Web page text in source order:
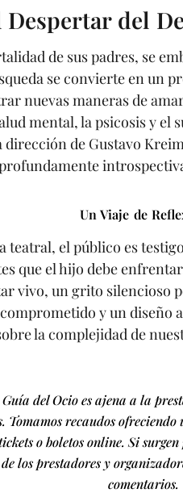
Despertar del
de sus padres, se
se convierte en un
nuevas maneras de
mental, la psicosis y el
de Gustavo
Un Viaje de
teatral, el público es
que el hijo debe
vivo, un grito silencioso
y un diseño
la complejidad de
del Ocio es ajena a la
Tomamos recaudos
o boletos online. Si
los prestadores y
comentarios.